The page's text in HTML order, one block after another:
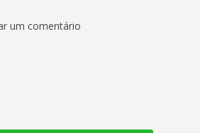
um comentário